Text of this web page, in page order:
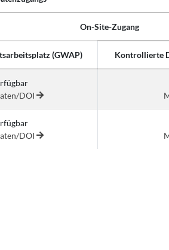
On-Site-Zugang
(GWAP) Kontrollierte
DOI
DOI